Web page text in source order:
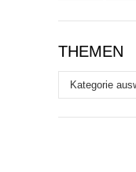
THEMEN
Themen